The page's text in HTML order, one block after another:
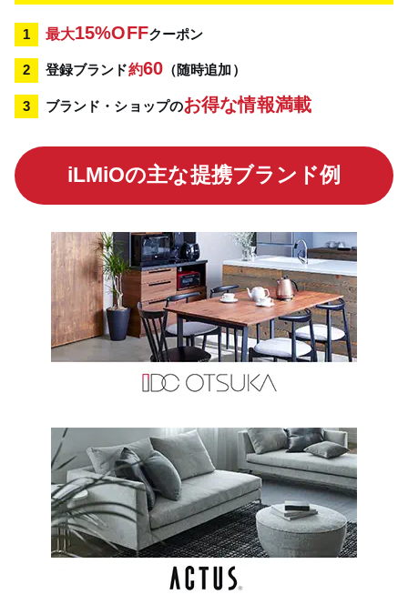
最大15%OFFクーポン
登録ブランド約60（随時追加）
ブランド・ショップのお得な情報満載
iLMiOの主な提携ブランド例